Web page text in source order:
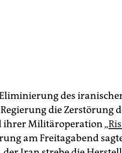
des
die Zerstörung
ihrer Militäroperation „
am Freitagabend